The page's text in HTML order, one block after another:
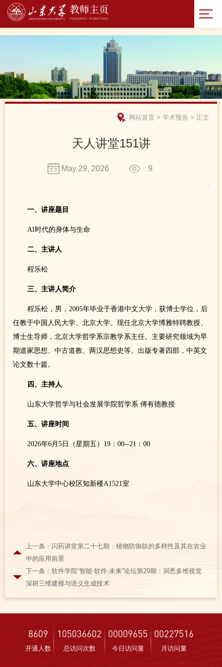
网站首页 > 学术预告 > 正文
天人讲堂151讲
May 29, 2026 9
一、讲座题目
AI时代的身体与生命
二、主讲人
程乐松
三、主讲人简介
程乐松，男，2005年毕业于香港中文大学，获博士学位，后
任教于中国人民大学、北京大学。现任北京大学博雅特聘教授、
博士生导师，北京大学哲学系宗教学系主任。主要研究领域为早
期道家思想、中古道教、两汉思想史等。出版专著四部，中英文
论文数十篇。
四、 主持人
山东大学哲学与社会发展学院哲学系 傅有德教授
五、 讲座时间
2026年6月5日（星期五）19：00--21：00
六、 讲座地点
山东大学中心校区知新楼A1521室
上一条：闪药讲堂第二十七期：植物防御肽的多样性及其在农业
中的应用前景
下一条：软件学院“智能·软件·未来”论坛第29期：洞悉多维视觉
深耕三维建模与语义生成技术
8609
开通人数
105036602
总访问次数
00009655
今日访问量
00227516
月访问量